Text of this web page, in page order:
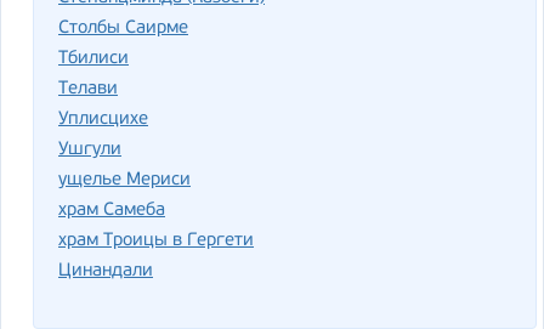
Столбы Саирме
Тбилиси
Телави
Уплисцихе
Ушгули
ущелье Мериси
храм Самеба
храм Троицы в Гергети
Цинандали